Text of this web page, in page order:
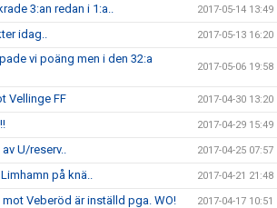
3:an redan i 1:a.. 2017-05-14 13:49
idag.. 2017-05-13 16:20
vi poäng men i den 32:a
2017-05-06 19:58
Vellinge FF 2017-04-30 13:20
2017-04-29 15:49
U/reserv.. 2017-04-25 07:57
på knä.. 2017-04-21 21:48
Veberöd är inställd pga. WO! 2017-04-17 10:51